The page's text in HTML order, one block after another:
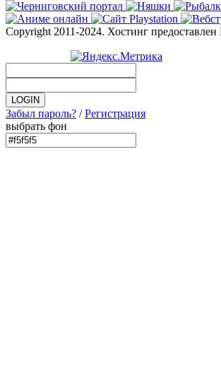
Copyright 2011-2024. Хостинг предоставлен
Забыл пароль? /Регистрация
выбрать фон